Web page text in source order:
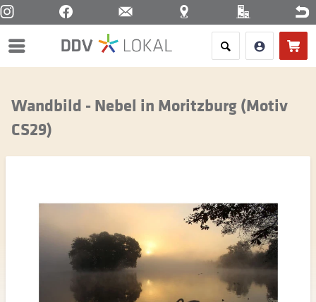
Menü
Wandbild - Nebel in Moritzburg (Motiv
CS29)